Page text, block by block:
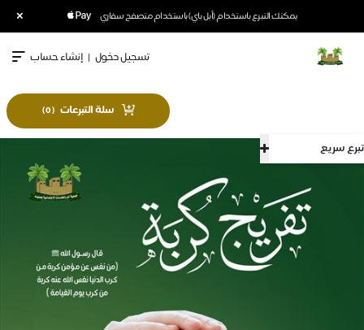
يمكنك التبرع باستخدام (أبل باي) باستخدام متصفح سفاري ×
تبرع سريع
تسجيل دخول | إنشاء حساب
سلة التبرعات (
0
)